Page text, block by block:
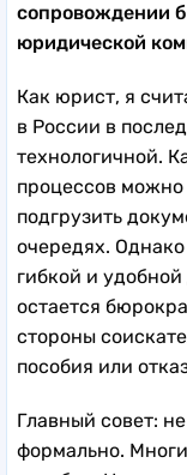
сопровождении
юридической
Как юрист, я
в России в
технологичной.
процессов
подгрузить
очередях. Однако
гибкой и
остается
стороны
пособия или
Главный совет:
формально.